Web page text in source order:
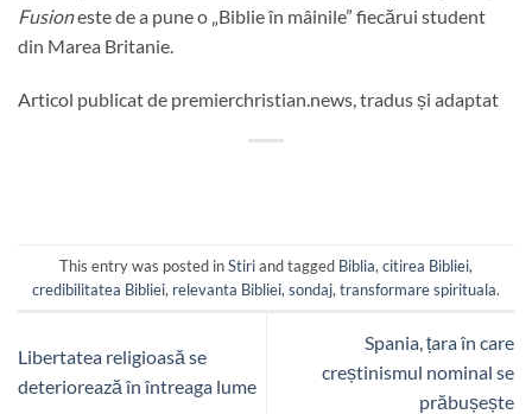
Fusioneste de a pune o „Biblie în mâinile” fiecărui student
din Marea Britanie.
Articol publicat de premierchristian.news, tradus și adaptat
This entry was posted inStiriand tagged Biblia, citirea Bibliei,
credibilitatea Bibliei, relevanta Bibliei, sondaj, transformare spirituala.
Libertatea religioasă se
deteriorează în întreaga lume
Spania, țara în care
creștinismul nominal se
prăbușește